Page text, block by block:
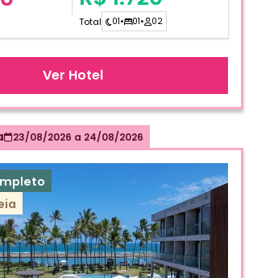
Total 01• 01• 02
Ver Hotel
23/08/2026 a 24/08/2026